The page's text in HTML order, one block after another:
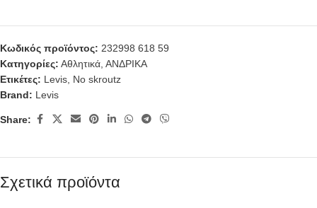
Κωδικός προϊόντος: 232998 618 59
Κατηγορίες: Αθλητικά ΑΝΔΡΙΚΑ
Ετικέτες: Levis No skroutz
Brand: Levis
Share:
Σχετικά προϊόντα